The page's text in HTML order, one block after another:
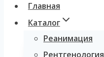
Главная
Каталог
Реанимация
Рентгенология